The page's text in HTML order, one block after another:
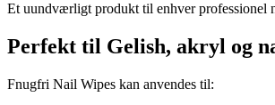
Et uundværligt produkt til enhver professionel
Perfekt til Gelish, akryl og
Fnugfri Nail Wipes kan anvendes til: